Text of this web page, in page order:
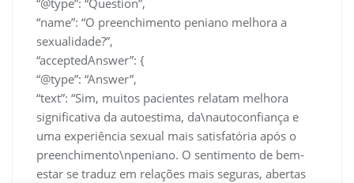
“@type”: “Question”,
“name”: “O preenchimento peniano melhora a
sexualidade?”,
“acceptedAnswer”: {
“@type”: “Answer”,
“text”: “Sim, muitos pacientes relatam melhora
significativa da autoestima, da\nautoconfiança e
uma experiência sexual mais satisfatória após o
preenchimento\npeniano. O sentimento de bem-
estar se traduz em relações mais seguras, abertas